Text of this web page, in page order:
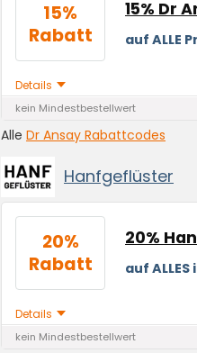
15%
Rabatt
15% Dr
auf ALLE
Details
kein Mindestbestellwert
Alle Dr Ansay Rabattcodes
Hanfgeflüster
20%
Rabatt
20%
auf ALLES
Details
kein Mindestbestellwert